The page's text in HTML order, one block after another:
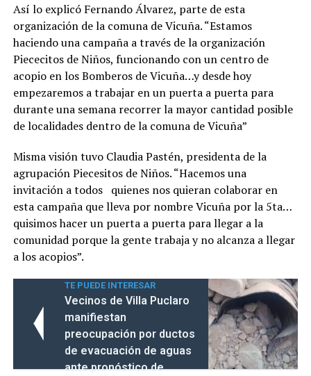
Así lo explicó Fernando Álvarez, parte de esta
organización de la comuna de Vicuña. “Estamos
haciendo una campaña a través de la organización
Piececitos de Niños, funcionando con un centro de
acopio en los Bomberos de Vicuña…y desde hoy
empezaremos a trabajar en un puerta a puerta para
durante una semana recorrer la mayor cantidad posible
de localidades dentro de la comuna de Vicuña”
Misma visión tuvo Claudia Pastén, presidenta de la
agrupación Piecesitos de Niños. “Hacemos una
invitación a todos quienes nos quieran colaborar en
esta campaña que lleva por nombre Vicuña por la 5ta…
quisimos hacer un puerta a puerta para llegar a la
comunidad porque la gente trabaja y no alcanza a llegar
a los acopios”.
TE PUEDE INTERESAR
Vecinos de Villa Puclaro
manifiestan
preocupación por ductos
de evacuación de aguas
ante pronóstico de